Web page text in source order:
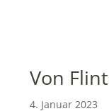
Von
4. Januar 2023